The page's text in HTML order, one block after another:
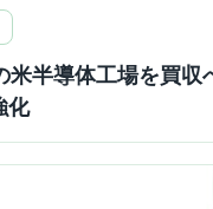
米半導体工場を買収
化